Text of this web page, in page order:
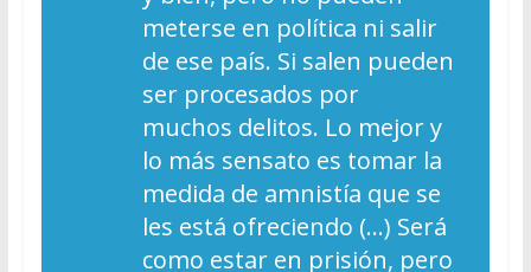
meterse en política ni salir
de ese país. Si salen pueden
ser procesados por
muchos delitos. Lo mejor y
lo más sensato es tomar la
medida de amnistía que se
les está ofreciendo (…) Será
como estar en prisión, pero